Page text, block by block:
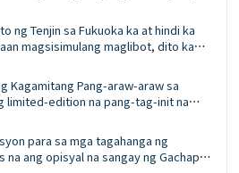
sa limang tematikong restawran
ng Tenjin sa Fukuoka ka at hindi ka
magsisimulang maglibot, dito ka
Arcade | Pagkain, pamimili, at
sabay-sabay
Kagamitang Pang-araw-araw sa
limited-edition na pang-tag-init na
Salted Caramel Pistachio
para sa mga tagahanga ng